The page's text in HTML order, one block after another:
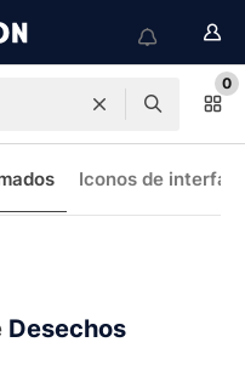
0
Iconos de interfaz
Desechos